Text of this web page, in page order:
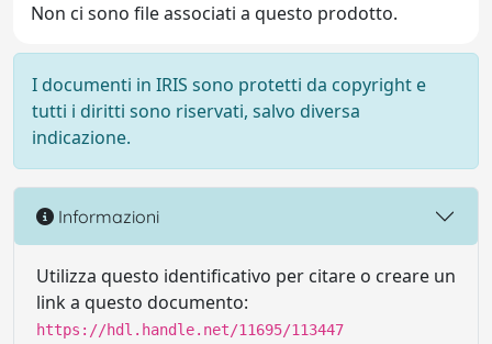
Non ci sono file associati a questo prodotto.
I documenti in IRIS sono protetti da copyright e
tutti i diritti sono riservati, salvo diversa
indicazione.
Informazioni
Utilizza questo identificativo per citare o creare un
link a questo documento:
https://hdl.handle.net/11695/113447